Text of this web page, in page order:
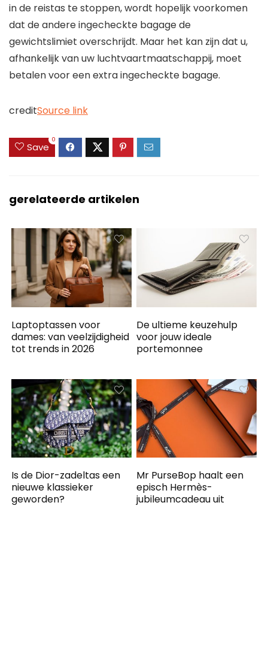
in de reistas te stoppen, wordt hopelijk voorkomen
dat de andere ingecheckte bagage de
gewichtslimiet overschrijdt. Maar het kan zijn dat u,
afhankelijk van uw luchtvaartmaatschappij, moet
betalen voor een extra ingecheckte bagage.
creditSource link
Save
0
gerelateerde artikelen
Laptoptassen voor
dames: van veelzijdigheid
tot trends in 2026
De ultieme keuzehulp
voor jouw ideale
portemonnee
Is de Dior-zadeltas een
nieuwe klassieker
geworden?
Mr PurseBop haalt een
episch Hermès-
jubileumcadeau uit